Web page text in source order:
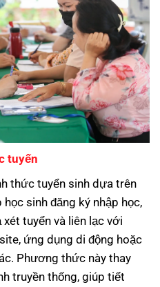
tuyến
thức tuyển sinh dựa trên
sinh đăng ký nhập học,
tuyển và liên lạc với
ứng dụng di động hoặc
Phương thức này thay
truyền thống, giúp tiết